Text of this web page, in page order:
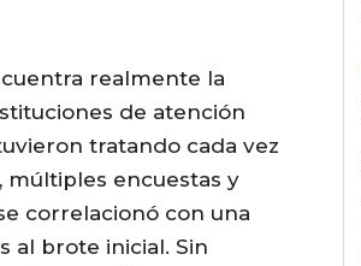
realmente la
de atención
tratando cada vez
múltiples encuestas y
correlacionó con una
al brote inicial. Sin